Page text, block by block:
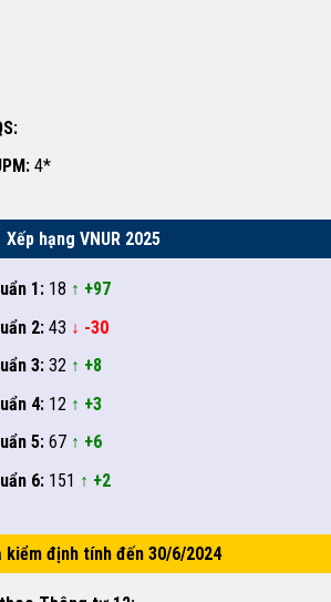
4*
Xếp hạng VNUR 2025
1:18 ↑ +97
2:43 ↓ -30
3:32 ↑ +8
4:12 ↑ +3
5:67 ↑ +6
6:151 ↑ +2
kiểm định tính đến 30/6/2024